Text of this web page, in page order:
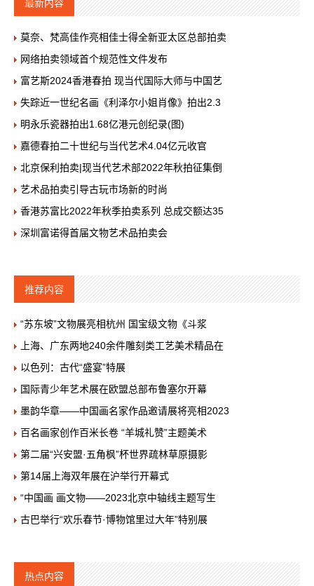
莫奈、梵高佳作亮相佳士得全新亚太区总部拍卖
网络拍卖领域首个规范性文件发布
富艺斯2024香港春拍 现当代国际大师与中国艺
失踪近一世纪名画《利泽尔小姐肖像》拍出2.3
明永乐瓷器拍出1.68亿港元创纪录(图)
嘉德春拍二十世纪与当代艺术4.04亿元收官
北京保利拍卖|现当代艺术部2022年秋拍征集倒
艺术品拍卖引导古玩市场新的时尚
香港苏富比2022年秋季拍卖系列 总成交额达35
深圳富诺得首届文物艺术品拍卖会
推荐内容
“苏东坡”文物展亮相杭州 国宝级文物《斗浆
上海、广东两地240余件雕刻类工艺美术精品在
以色列：古代“盛宴”特展
国际青少年艺术展在欧盟总部布鲁塞尔开幕
墨韵华章——中国画名家作品邀请展将亮相2023
百名画家创作百米长卷 “羊城礼赞”主题美术
第二届“兴安盟·五角枫”杯世界疏林草原摄影
第14届上海双年展在沪举行开幕式
“中国画 画文物——2023北京中轴线主题写生
古巴举行“欢乐春节·博物馆里过大年”特别展
热点内容